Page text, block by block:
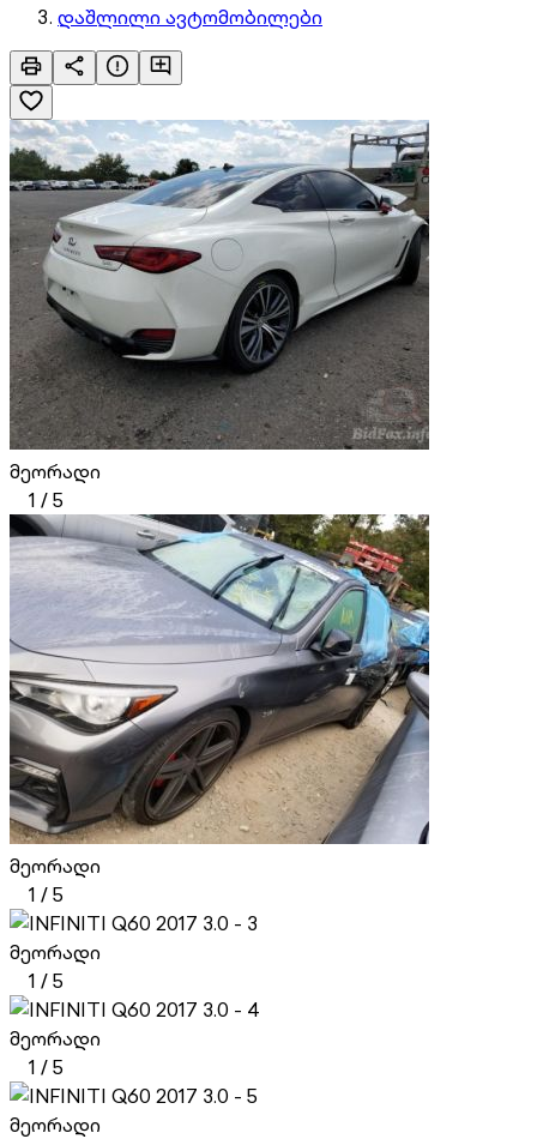
დაშლილი ავტომობილები
მეორადი
1 /5
მეორადი
1 /5
მეორადი
1 /5
მეორადი
1 /5
მეორადი